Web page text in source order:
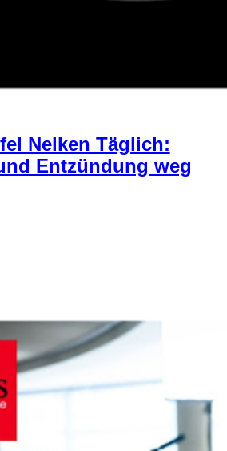
Nelken Täglich:
Entzündung weg